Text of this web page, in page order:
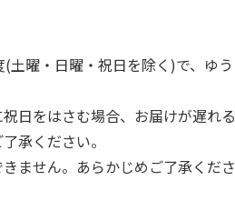
土曜・日曜・祝日を除く)で、ゆう
日をはさむ場合、お届けが遅れる
承ください。
ません。あらかじめご了承くださ